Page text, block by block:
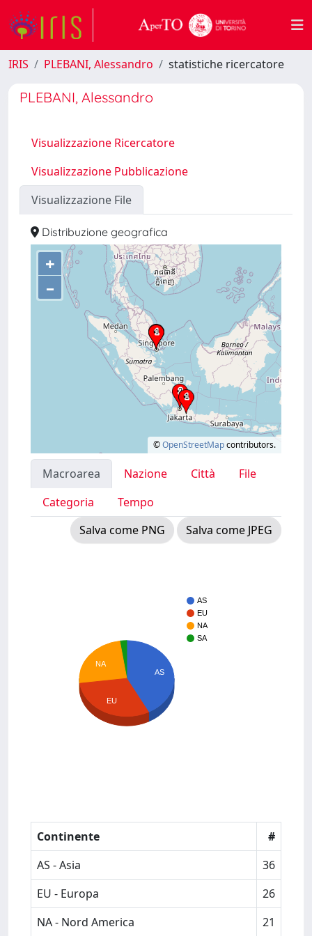
IRIS PLEBANI, Alessandro statistiche ricercatore
PLEBANI, Alessandro
Visualizzazione Ricercatore
Visualizzazione Pubblicazione
Visualizzazione File
Distribuzione geografica
+
–
©OpenStreetMapcontributors.
Macroarea Nazione Città
File
Categoria
Tempo
Salva come PNG
Salva come JPEG
AS
EU
NA
SA
AS
NA
EU
Continente
#
AS - Asia
36
EU - Europa
26
NA - Nord America
21